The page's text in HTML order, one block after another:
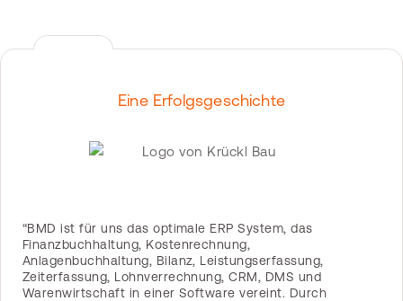
Eine Erfolgsgeschichte
“BMD ist für uns das optimale ERP System, das
Finanzbuchhaltung, Kostenrechnung,
Anlagenbuchhaltung, Bilanz, Leistungserfassung,
Zeiterfassung, Lohnverrechnung, CRM, DMS und
Warenwirtschaft in einer Software vereint. Durch